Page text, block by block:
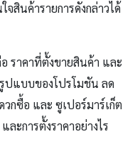
สินค้ารายการดังกล่าวได้
ราคาที่ตั้งขายสินค้า และ
ปแบบของโปรโมชัน ลด
กซื้อ และ ซูเปอร์มาร์เก็ต
ละการตั้งราคาอย่างไร